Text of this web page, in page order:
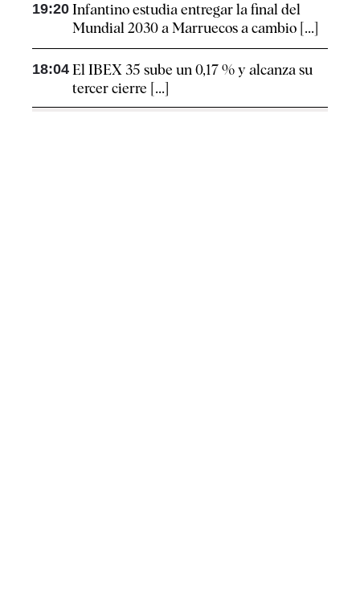
19:20 Infantino estudia entregar la final del
Mundial 2030 a Marruecos a cambio [...]
18:04 El IBEX 35 sube un 0,17 % y alcanza su
tercer cierre [...]